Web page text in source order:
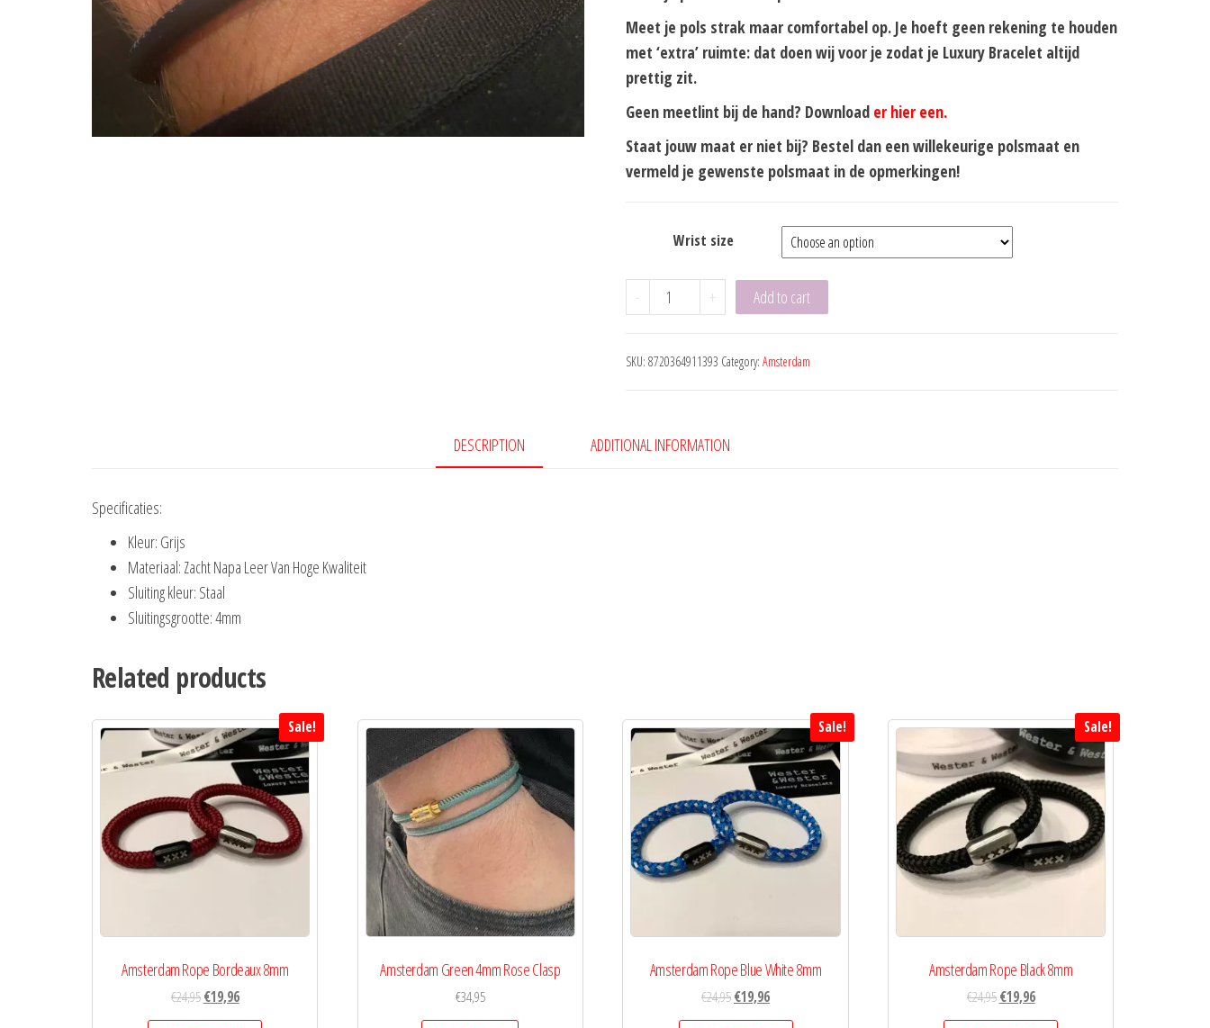
Meet je pols strak maar comfortabel op. Je hoeft geen rekening te houden
met ‘extra’ ruimte: dat doen wij voor je zodat je Luxury Bracelet altijd
prettig zit.
Geen meetlint bij de hand? Download er hier een.
Staat jouw maat er niet bij? Bestel dan een willekeurige polsmaat en
vermeld je gewenste polsmaat in de opmerkingen!
Wrist size
-
Amsterdam
Grey
Steel
+ Add to cart
SKU: 8720364911393 Category: Amsterdam
DESCRIPTION ADDITIONAL INFORMATION
Specificaties:
Kleur: Grijs
Materiaal: Zacht Napa Leer Van Hoge Kwaliteit
Sluiting kleur: Staal
Sluitingsgrootte: 4mm
Related products
Sale!
Amsterdam Rope Bordeaux 8mm
€24,95 €19,96
Amsterdam Green 4mm Rose Clasp
€34,95
Sale!
Amsterdam Rope Blue White 8mm
€24,95€19,96
Sale!
Amsterdam Rope Black 8mm
€24,95 €19,96